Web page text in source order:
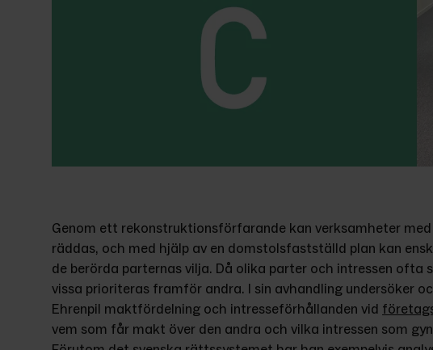
Genom ett rekonstruktionsförfarande kan verksamheter
räddas, och med hjälp av en domstolsfastställd plan kan
de berörda parternas vilja. Då olika parter och intressen ofta
vissa prioriteras framför andra. I sin avhandling undersöker
Ehrenpil maktfördelning och intresseförhållanden vid
vem som får makt över den andra och vilka intressen som